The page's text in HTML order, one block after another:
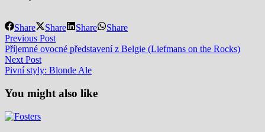
Share Share Share Share
Navigace
pro
příspěvek
Previous PostPrevious
post:
Příjemné ovocné představení z Belgie (Liefmans on the Rocks)
Next PostNext
post:
Pivní styly: Blonde Ale
You might also like